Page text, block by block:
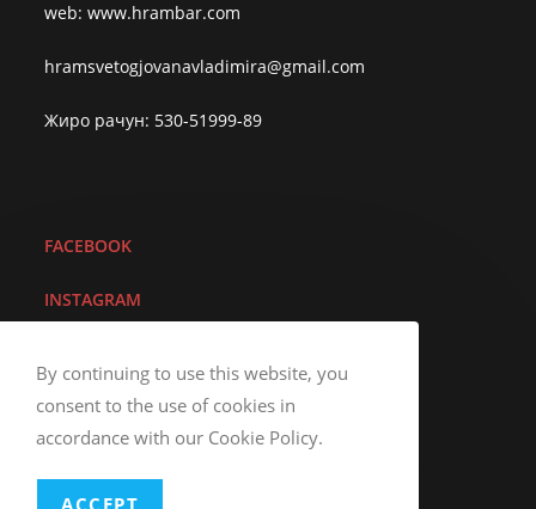
web: www.hrambar.com
hramsvetogjovanavladimira@gmail.com
Жиро рачун: 530-51999-89
FACEBOOK
INSTAGRAM
VIBER
By continuing to use this website, you
consent to the use of cookies in
accordance with our Cookie Policy.
ACCEPT